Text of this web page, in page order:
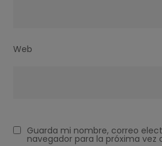
Web
Guarda mi nombre, correo
navegador para la próxima vez